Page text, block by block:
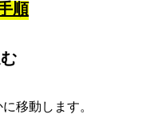
順
移動します。